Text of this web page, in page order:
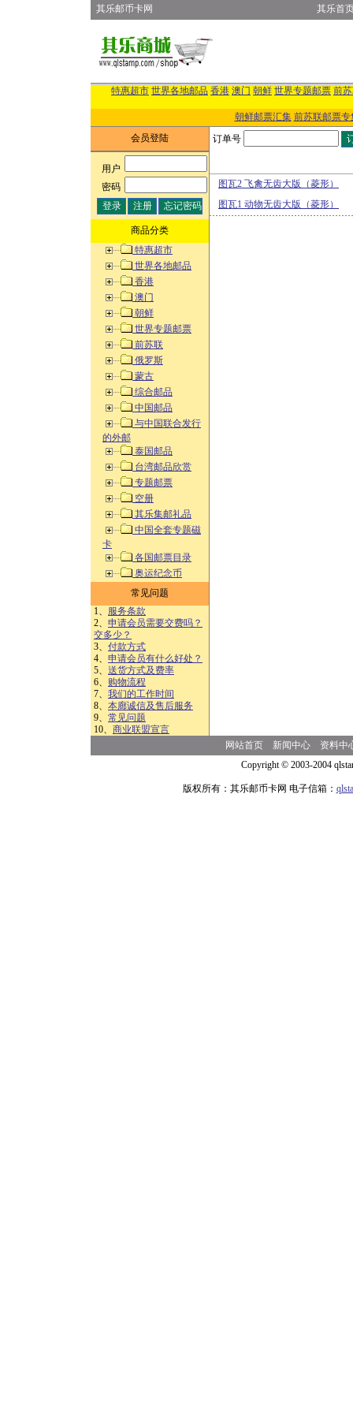
其乐邮币卡网 其乐首
特惠超市 世界各地邮品 香港 澳门 朝鲜 世界专题邮票 前
朝鲜邮票汇集 前苏联邮票专
会员登陆
用户:
密码:
商品分类
特惠超市
世界各地邮品
香港
澳门
朝鲜
世界专题邮票
前苏联
俄罗斯
蒙古
综合邮品
中国邮品
与中国联合发行
的外邮
泰国邮品
台湾邮品欣赏
专题邮票
空册
其乐集邮礼品
中国全套专题磁
卡
各国邮票目录
奥运纪念币
常见问题
1、 服务条款
2、 申请会员需要交费吗？
交多少？
3、 付款方式
4、 申请会员有什么好处？
5、 送货方式及费率
6、 购物流程
7、 我们的工作时间
8、 本廊诚信及售后服务
9、 常见问题
10、 商业联盟宣言
订单号
图瓦2 飞禽无齿大版（菱形）
图瓦1 动物无齿大版（菱形）
网站首页 新闻中心
资料中
Copyright © 2003-2004
版权所有：其乐邮币卡网 电子信箱：